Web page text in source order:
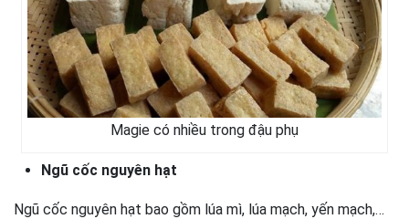
Magie có nhiều trong đậu phụ
Ngũ cốc nguyên hạt
Ngũ cốc nguyên hạt bao gồm lúa mì, lúa mạch, yến mạch,…